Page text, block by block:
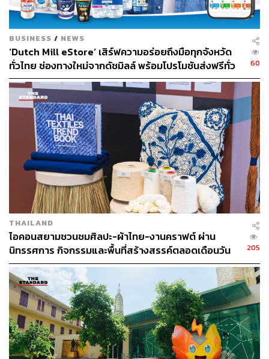
BUSINESS / NEWS
‘Dutch Mill eStore’ เสิร์ฟความอร่อยถึงมือทุกจังหวัด
ทั่วไทย ช่องทางใหม่จากดัชมิลล์ พร้อมโปรโมชันส่งฟรีทั่ว
ประเทศ ส่งไว สั่งก่อนเที่ยง ได้ของวันถัดไป ส่งสินค้าแบบ
เย็นตรงจากโรงงาน [ADVERTORIAL]
60
THAILAND
ไอคอนสยามชวนชมศิลปะ-ผ้าไทย-งานคราฟต์ ผ่าน
นิทรรศการ กิจกรรมและพื้นที่สร้างสรรค์ตลอดเดือนวัน
แม่ [ADVERTORIAL]
205